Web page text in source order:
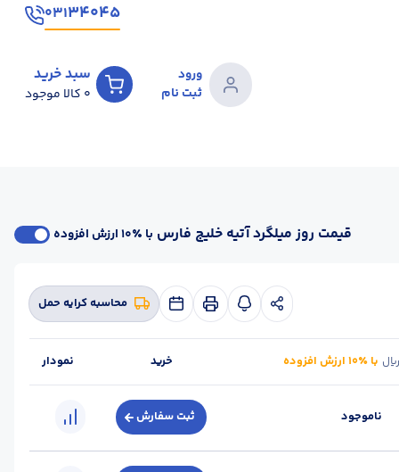
۳۴۰۴۵۰۳۱
ورود
ثبت نام
سبد خرید
0 کالا موجود
قیمت روز میلگرد آتیه خلیج فارس با ٪۱۰ ارزش افزوده
محاسبه کرایه حمل
ریال با ٪۱۰ ارزش افزوده خرید نمودار
ناموجود ثبت سفارش